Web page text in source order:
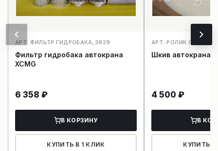
АРТ: ФИЛЬТР ГИДРОБАКА_3929
Фильтр гидробака автокрана
XCMG
6 358 ₽
В КОРЗИНУ
КУПИТЬ В 1 КЛИК
АРТ: РОЛИК
Шкив автокрана
4 500 ₽
В
КУПИТЬ В